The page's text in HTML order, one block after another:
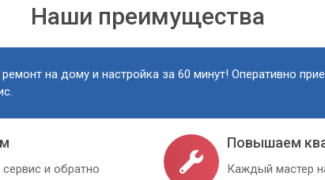
Наши преимущества
на дому и настройка за 60 минут! Оперативно
и обратно
Повышаем
Каждый мастер